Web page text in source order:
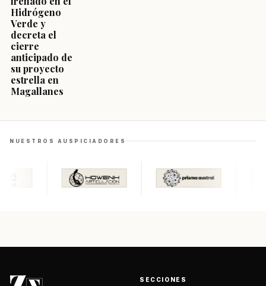
Hidrógeno
Verde y
decreta el
cierre
anticipado de
su proyecto
estrella en
Magallanes
NUESTROS AUSPICIADORES
SECCIONES